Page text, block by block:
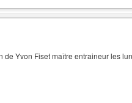
Yvon Fiset maître entraineur les